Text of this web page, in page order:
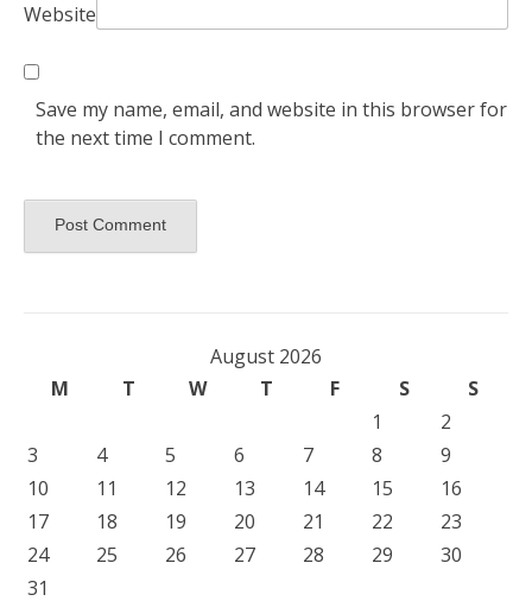
Website
Save my name, email, and website in this browser for
the next time I comment.
August 2026
M
T W T F S
S
1
2
3
4 5 6 7 8
9
10
11 12 13 14 15
16
17
18 19 20 21 22
23
24
25 26 27 28 29
30
31